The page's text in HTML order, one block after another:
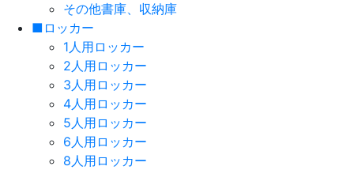
その他書庫、収納庫
■ロッカー
1人用ロッカー
2人用ロッカー
3人用ロッカー
4人用ロッカー
5人用ロッカー
6人用ロッカー
8人用ロッカー